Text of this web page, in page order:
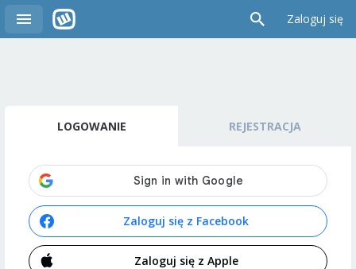
Zaloguj się
LOGOWANIE REJESTRACJA
Zaloguj się z Facebook
Zaloguj się z Apple